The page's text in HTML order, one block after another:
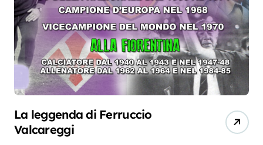
La leggenda di Ferruccio
Valcareggi